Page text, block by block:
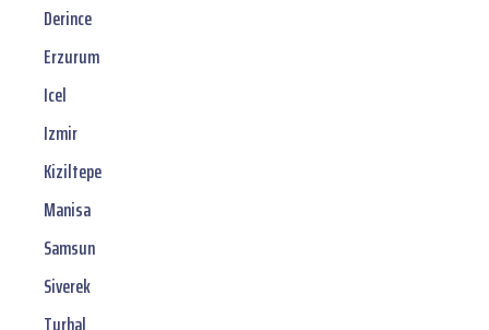
Derince
Erzurum
Icel
Izmir
Kiziltepe
Manisa
Samsun
Siverek